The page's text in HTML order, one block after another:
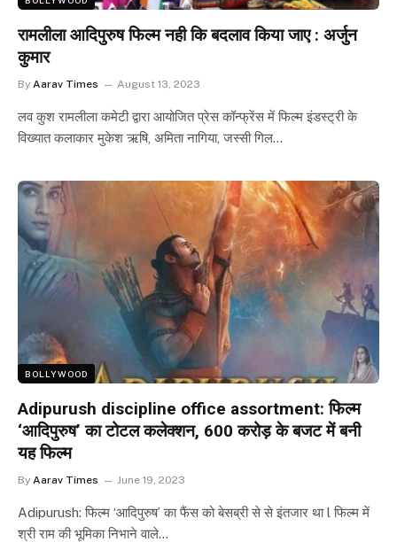
रामलीला आदिपुरुष फिल्म नही कि बदलाव किया जाए : अर्जुन
कुमार
By Aarav Times August 13, 2023
लव कुश रामलीला कमेटी द्वारा आयोजित प्रेस कॉन्फ्रेंस में फिल्म इंडस्ट्री के
विख्यात कलाकार मुकेश ऋषि, अमिता नागिया, जस्सी गिल…
BOLLYWOOD
Adipurush discipline office assortment: फिल्म
‘आदिपुरुष’ का टोटल कलेक्शन, 600 करोड़ के बजट में बनी
यह फिल्म
By Aarav Times June 19, 2023
Adipurush: फिल्म ‘आदिपुरुष’ का फैंस को बेसब्री से से इंतजार था l फिल्म में
श्री राम की भूमिका निभाने वाले…